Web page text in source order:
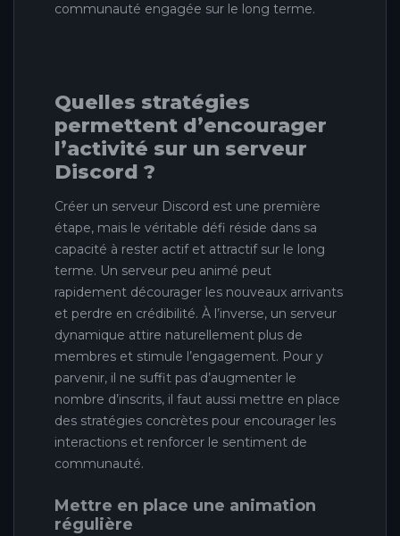
communauté engagée sur le long terme.
Quelles stratégies
permettent d’encourager
l’activité sur un serveur
Discord ?
Créer un serveur Discord est une première
étape, mais le véritable défi réside dans sa
capacité à rester actif et attractif sur le long
terme. Un serveur peu animé peut
rapidement décourager les nouveaux arrivants
et perdre en crédibilité. À l’inverse, un serveur
dynamique attire naturellement plus de
membres et stimule l’engagement. Pour y
parvenir, il ne suffit pas d’augmenter le
nombre d’inscrits, il faut aussi mettre en place
des stratégies concrètes pour encourager les
interactions et renforcer le sentiment de
communauté.
Mettre en place une animation
régulière